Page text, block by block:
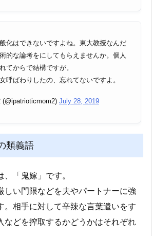
化はできないですよね。東大教授なんだ
的な論考をにしてもらえませんか。個人
てからで結構ですが。
呼ばわりしたの、忘れてないですよ。
July 28, 2019
類義語
「鬼嫁」です。
しい門限などを夫やパートナーに強
。相手に対して辛辣な言葉遣いをす
などを搾取するかどうかはそれぞれ